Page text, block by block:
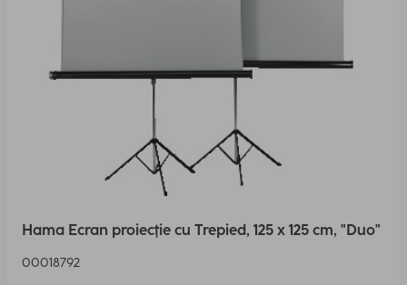
Hama Ecran proiecţie cu Trepied, 125 x 125 cm, "Duo"
00018792